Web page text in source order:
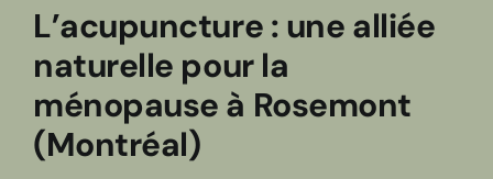
L’acupuncture : une alliée
naturelle pour la
ménopause à Rosemont
(Montréal)